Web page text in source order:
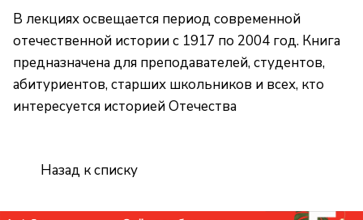
В лекциях освещается период современной
отечественной истории с 1917 по 2004 год. Книга
предназначена для преподавателей, студентов,
абитуриентов, старших школьников и всех, кто
интересуется историей Отечества
Назад к списку